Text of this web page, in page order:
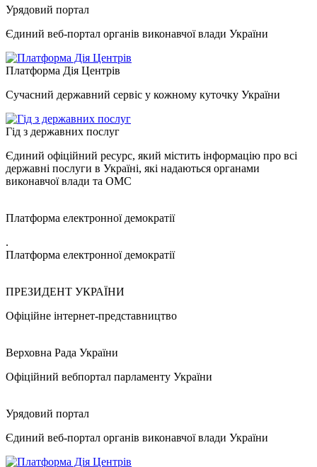
Урядовий портал
Єдиний веб-портал органів виконавчої влади України
Платформа Дія Центрів
Сучасний державний сервіс у кожному куточку України
Гід з державних послуг
Єдиний офіційний ресурс, який містить інформацію про всі
державні послуги в Україні, які надаються органами
виконавчої влади та ОМС
Платформа електронної демократії
.
Платформа електронної демократії
ПРЕЗИДЕНТ УКРАЇНИ
Офіційне інтернет-представництво
Верховна Рада України
Офіційний вебпортал парламенту України
Урядовий портал
Єдиний веб-портал органів виконавчої влади України